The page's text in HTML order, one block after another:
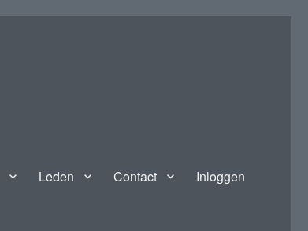
Leden Contact Inloggen